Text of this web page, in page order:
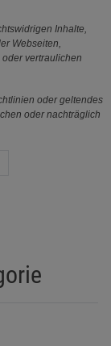
Inhalte,
Webseiten,
vertraulichen
oder geltendes
oder nachträglich